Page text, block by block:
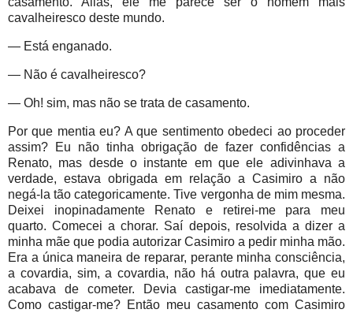
cavalheiresco deste mundo.
— Está enganado.
— Não é cavalheiresco?
— Oh! sim, mas não se trata de casamento.
Por que mentia eu? A que sentimento obedeci ao proceder
assim? Eu não tinha obrigação de fazer confidências a
Renato, mas desde o instante em que ele adivinhava a
verdade, estava obrigada em relação a Casimiro a não
negá-la tão categoricamente. Tive vergonha de mim mesma.
Deixei inopinadamente Renato e retirei-me para meu
quarto. Comecei a chorar. Saí depois, resolvida a dizer a
minha mãe que podia autorizar Casimiro a pedir minha mão.
Era a única maneira de reparar, perante minha consciência,
a covardia, sim, a covardia, não há outra palavra, que eu
acabava de cometer. Devia castigar-me imediatamente.
Como castigar-me? Então meu casamento com Casimiro